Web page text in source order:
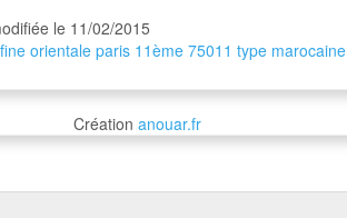
le 11/02/2015
fine orientale paris 11ème 75011 type marocaine
Création anouar.fr